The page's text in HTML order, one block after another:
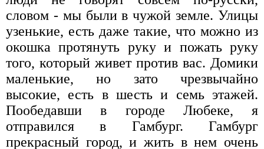
словом - мы были в чужой земле. Улицы
узенькие, есть даже такие, что можно из
окошка протянуть руку и пожать руку
того, который живет против вас. Домики
маленькие, но зато чрезвычайно
высокие, есть в шесть и семь этажей.
Пообедавши в городе Любеке, я
отправился в Гамбург. Гамбург
прекрасный город, и жить в нем очень